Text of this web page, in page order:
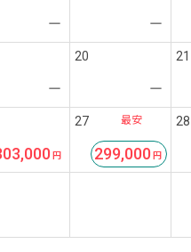
ー ー
ー
20
ー
21
27 最安
299,000
28